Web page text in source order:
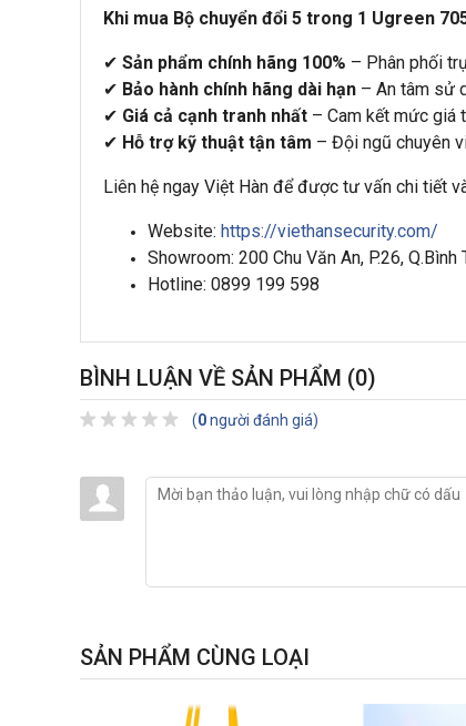
Khi mua Bộ chuyển đổi 5 trong 1 Ugreen
✔ Sản phẩm chính hãng 100% – Phân phối
✔ Bảo hành chính hãng dài hạn – An tâm sử
✔ Giá cả cạnh tranh nhất – Cam kết mức giá
✔ Hỗ trợ kỹ thuật tận tâm – Đội ngũ chuyên
Liên hệ ngay Việt Hàn để được tư vấn chi tiết
Website: https://viethansecurity.com/
Showroom: 200 Chu Văn An, P.26, Q.Bình
Hotline: 0899 199 598
BÌNH LUẬN VỀ SẢN PHẨM (0)
(0người đánh giá)
SẢN PHẨM CÙNG LOẠI